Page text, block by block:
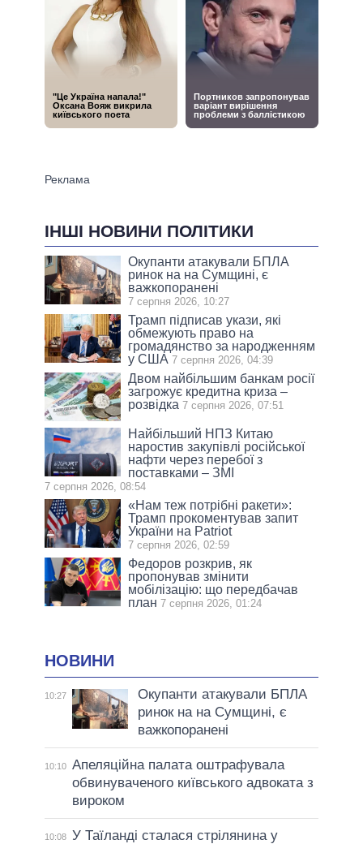
ІНШІ НОВИНИ ПОЛІТИКИ
Окупанти атакували БПЛА
ринок на на Сумщині, є
важкопоранені
7 серпня 2026, 10:27
Трамп підписав укази, які
обмежують право на
громадянство за народженням
у США 7 серпня 2026, 04:39
Двом найбільшим банкам росії
загрожує кредитна криза –
розвідка 7 серпня 2026, 07:51
Найбільший НПЗ Китаю
наростив закупівлі російської
нафти через перебої з
поставками – ЗМІ
7 серпня 2026, 08:54
«Нам теж потрібні ракети»:
Трамп прокоментував запит
України на Patriot
7 серпня 2026, 02:59
Федоров розкрив, як
пропонував змінити
мобілізацію: що передбачав
план 7 серпня 2026, 01:24
НОВИНИ
10:27
Окупанти атакували БПЛА
ринок на на Сумщині, є
важкопоранені
10:10 Апеляційна палата оштрафувала
обвинуваченого київського адвоката з
вироком
10:08 У Таїланді сталася стрілянина у